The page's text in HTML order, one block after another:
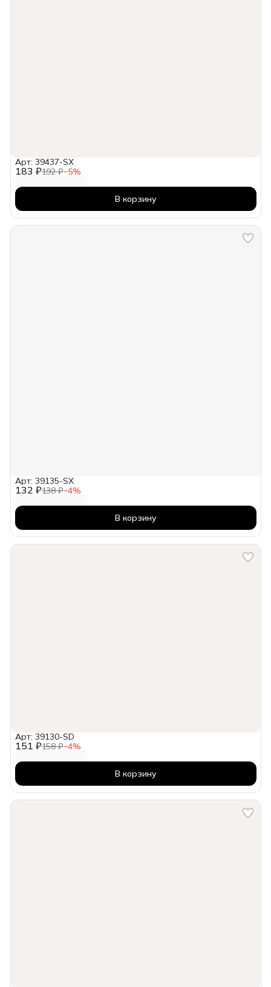
183 ₽192 ₽−5%
Арт: 39437-SX
В корзину
132 ₽138 ₽−4%
Арт: 39135-SX
В корзину
151 ₽158 ₽−4%
Арт: 39130-SD
В корзину